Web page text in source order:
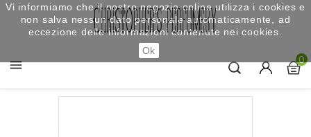
 0
Vi informiamo che il nostro negozio online utilizza i cookies e
non salva nessun dato personale automaticamente, ad
eccezione delle informazioni contenute nei cookies.
Ok